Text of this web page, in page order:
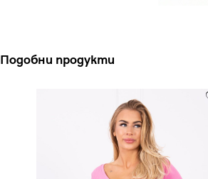
Подобни продукти